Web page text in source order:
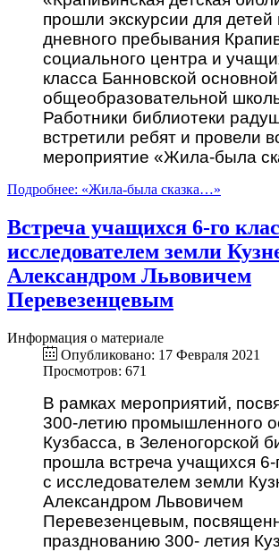
прошли экскурсии для детей
дневного пребывания
социального центра и
класса Банновской основной
общеобразовательной
Работники библиотеки
встретили ребят и провели
мероприятие «Жила-была
Подробнее: «Жила-была сказка…»
Встреча учащихся 6-го
исследователем земли
Александром Львовичем
Перевезенцевым
Информация о материале
Опубликовано: 17 Февраля 2021
Просмотров: 671
В рамках мероприятий,
300-летию промышленного
Кузбасса, в Зеленогорской
прошла встреча учащихся 6-
с исследователем земли
Александром Львовичем
Перевезенцевым,
празднованию 300- летия